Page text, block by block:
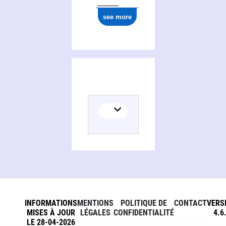
see more
INFORMATIONS
MISES À JOUR
LE 28-04-2026
MENTIONS
LÉGALES
POLITIQUE DE
CONFIDENTIALITÉ
CONTACT